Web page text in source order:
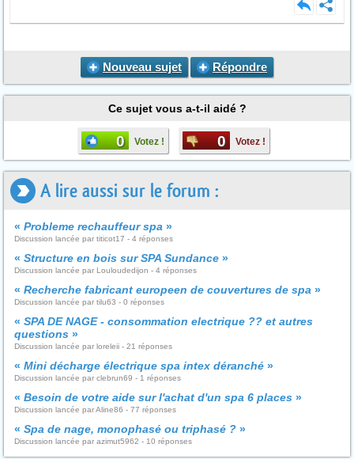
Nouveau sujet Répondre
Ce sujet vous a-t-il aidé ?
0 Votez ! 0 Votez !
A lire aussi sur le forum :
« Probleme rechauffeur spa »
Discussion lancée par titicot17 - 4 réponses
« Structure en bois sur SPA Sundance »
Discussion lancée par Louloudedijon - 4 réponses
« Recherche fabricant europeen de couvertures de spa »
Discussion lancée par tilu63 - 0 réponses
« SPA DE NAGE - consommation electrique ?? et autres
questions »
Discussion lancée par loreleii - 21 réponses
« Mini décharge électrique spa intex déranché »
Discussion lancée par clebrun69 - 1 réponses
« Besoin de votre aide sur l'achat d'un spa 6 places »
Discussion lancée par Aline86 - 77 réponses
« Spa de nage, monophasé ou triphasé ? »
Discussion lancée par azimut5962 - 10 réponses